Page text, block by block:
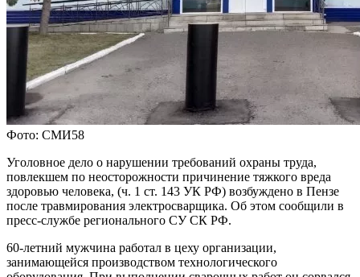
Фото: СМИ58
Уголовное дело о нарушении требований охраны труда,
повлекшем по неосторожности причинение тяжкого вреда
здоровью человека, (ч. 1 ст. 143 УК РФ) возбуждено в Пензе
после травмирования электросварщика. Об этом сообщили в
пресс-службе регионального СУ СК РФ.
60-летний мужчина работал в цеху организации,
занимающейся производством технологического